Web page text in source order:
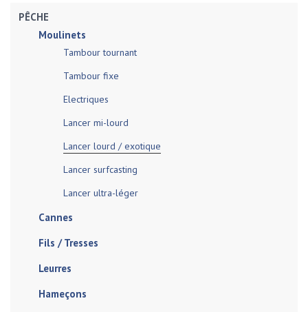
PÊCHE
Moulinets
Tambour tournant
Tambour fixe
Electriques
Lancer mi-lourd
Lancer lourd / exotique
Lancer surfcasting
Lancer ultra-léger
Cannes
Fils / Tresses
Leurres
Hameçons